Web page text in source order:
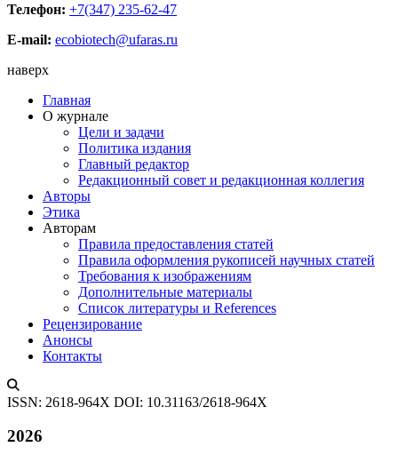
Телефон: +7(347) 235-62-47
E-mail: ecobiotech@ufaras.ru
наверх
Главная
О журнале
Цели и задачи
Политика издания
Главный редактор
Редакционный совет и редакционная коллегия
Авторы
Этика
Авторам
Правила предоставления статей
Правила оформления рукописей научных статей
Требования к изображениям
Дополнительные материалы
Список литературы и References
Рецензирование
Анонсы
Контакты
ISSN: 2618-964X DOI: 10.31163/2618-964X
2026